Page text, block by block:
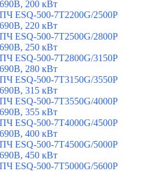
690В, 200 кВт
ПЧ ESQ-500-7T2200G/2500P
690В, 220 кВт
ПЧ ESQ-500-7T2500G/2800P
690В, 250 кВт
ПЧ ESQ-500-7T2800G/3150P
690В, 280 кВт
ПЧ ESQ-500-7T3150G/3550P
690В, 315 кВт
ПЧ ESQ-500-7T3550G/4000P
690В, 355 кВт
ПЧ ESQ-500-7T4000G/4500P
690В, 400 кВт
ПЧ ESQ-500-7T4500G/5000P
690В, 450 кВт
ПЧ ESQ-500-7T5000G/5600P